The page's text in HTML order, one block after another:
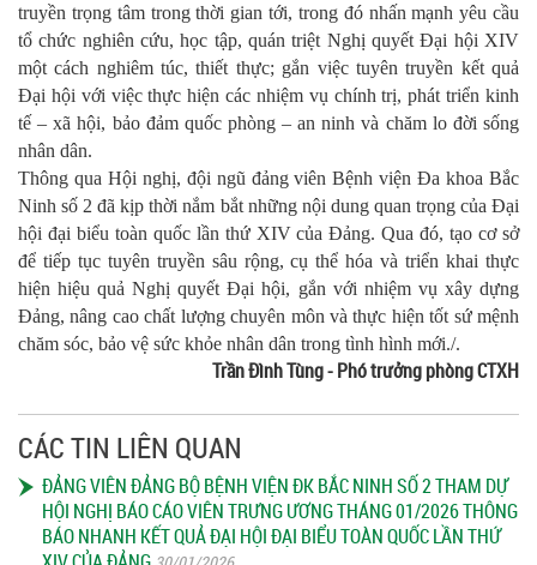
truyền trọng tâm trong thời gian tới, trong đó nhấn mạnh yêu cầu
tổ chức nghiên cứu, học tập, quán triệt Nghị quyết Đại hội XIV
một cách nghiêm túc, thiết thực; gắn việc tuyên truyền kết quả
Đại hội với việc thực hiện các nhiệm vụ chính trị, phát triển kinh
tế – xã hội, bảo đảm quốc phòng – an ninh và chăm lo đời sống
nhân dân.
Thông qua Hội nghị, đội ngũ đảng viên Bệnh viện Đa khoa Bắc
Ninh số 2 đã kịp thời nắm bắt những nội dung quan trọng của Đại
hội đại biểu toàn quốc lần thứ XIV của Đảng. Qua đó, tạo cơ sở
để tiếp tục tuyên truyền sâu rộng, cụ thể hóa và triển khai thực
hiện hiệu quả Nghị quyết Đại hội, gắn với nhiệm vụ xây dựng
Đảng, nâng cao chất lượng chuyên môn và thực hiện tốt sứ mệnh
chăm sóc, bảo vệ sức khỏe nhân dân trong tình hình mới./.
Trần Đình Tùng - Phó trưởng phòng CTXH
CÁC TIN LIÊN QUAN
ĐẢNG VIÊN ĐẢNG BỘ BỆNH VIỆN ĐK BẮC NINH SỐ 2 THAM DỰ
HỘI NGHỊ BÁO CÁO VIÊN TRƯNG ƯƠNG THÁNG 01/2026 THÔNG
BÁO NHANH KẾT QUẢ ĐẠI HỘI ĐẠI BIỂU TOÀN QUỐC LẦN THỨ